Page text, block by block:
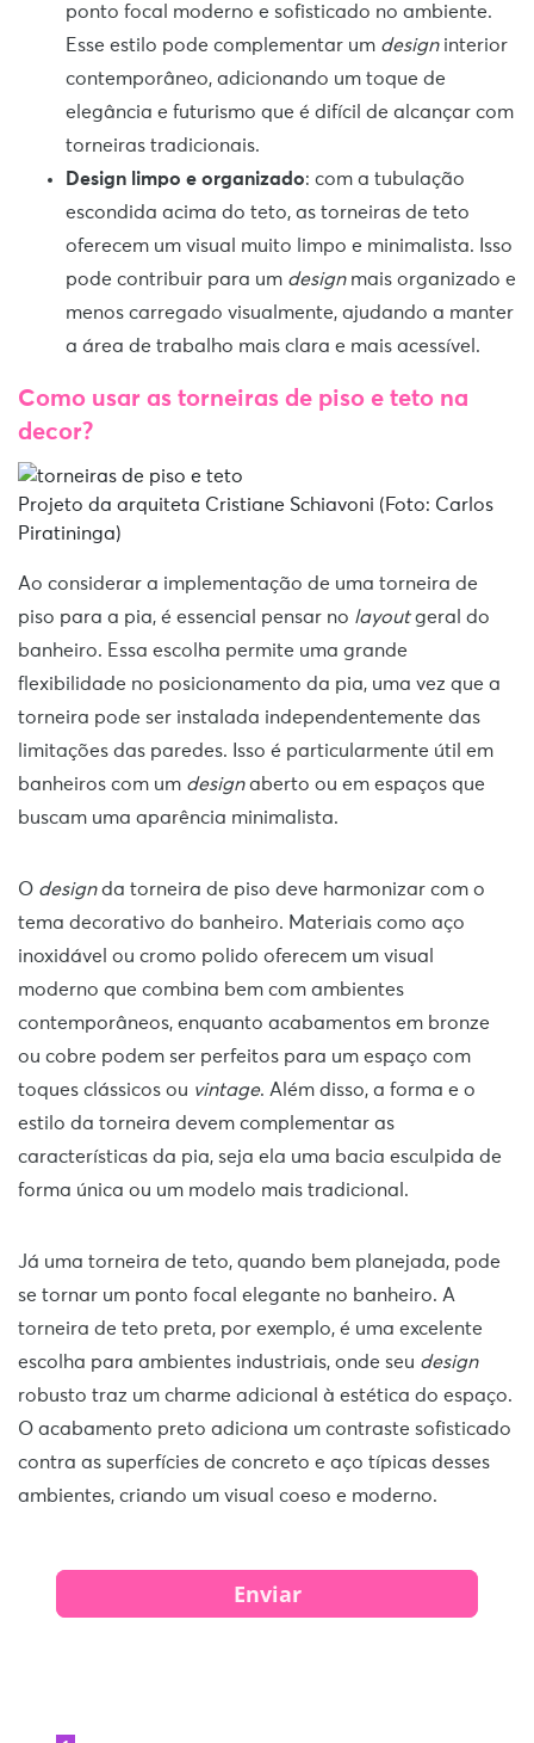
ponto focal moderno e sofisticado no ambiente.
Esse estilo pode complementar um designinterior
contemporâneo, adicionando um toque de
elegância e futurismo que é difícil de alcançar com
torneiras tradicionais.
Design limpo e organizado: com a tubulação
escondida acima do teto, as torneiras de teto
oferecem um visual muito limpo e minimalista. Isso
pode contribuir para um designmais organizado e
menos carregado visualmente, ajudando a manter
a área de trabalho mais clara e mais acessível.
Como usar as torneiras de piso e teto na
decor?
Projeto da arquiteta Cristiane Schiavoni (Foto: Carlos
Piratininga)
Ao considerar a implementação de uma torneira de
piso para a pia, é essencial pensar no layoutgeral do
banheiro. Essa escolha permite uma grande
flexibilidade no posicionamento da pia, uma vez que a
torneira pode ser instalada independentemente das
limitações das paredes. Isso é particularmente útil em
banheiros com um designaberto ou em espaços que
buscam uma aparência minimalista.
O designda torneira de piso deve harmonizar com o
tema decorativo do banheiro. Materiais como aço
inoxidável ou cromo polido oferecem um visual
moderno que combina bem com ambientes
contemporâneos, enquanto acabamentos em bronze
ou cobre podem ser perfeitos para um espaço com
toques clássicos ou vintage. Além disso, a forma e o
estilo da torneira devem complementar as
características da pia, seja ela uma bacia esculpida de
forma única ou um modelo mais tradicional.
Já uma torneira de teto, quando bem planejada, pode
se tornar um ponto focal elegante no banheiro. A
torneira de teto preta, por exemplo, é uma excelente
escolha para ambientes industriais, onde seu design
robusto traz um charme adicional à estética do espaço.
O acabamento preto adiciona um contraste sofisticado
contra as superfícies de concreto e aço típicas desses
ambientes, criando um visual coeso e moderno.